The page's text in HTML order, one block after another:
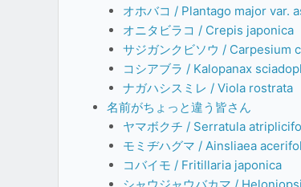
オホバコ / Plantago major var.
オニタビラコ / Crepis japonica
サジガンクビソウ / Carpesium
コシアブラ / Kalopanax
ナガハシスミレ / Viola rostrata
名前がちょっと違う皆さん
ヤマボクチ / Serratula
モミヂハグマ / Ainsliaea
コバイモ / Fritillaria japonica